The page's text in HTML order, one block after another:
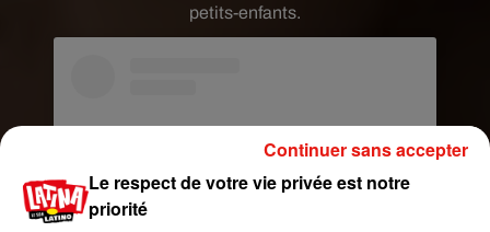
petits-enfants.
Le respect de votre vie privée est notre
priorité
Continuer sans accepter